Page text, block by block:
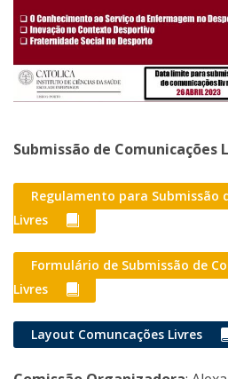
Submissão de Comunicações
Regulamento para Submissão
Livres
Formulário de Submissão de
Livres
Layout Comuncações Livres